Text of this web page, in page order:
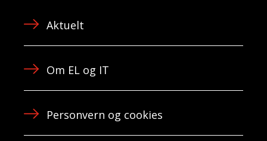
Aktuelt
Om EL og IT
Personvern og cookies